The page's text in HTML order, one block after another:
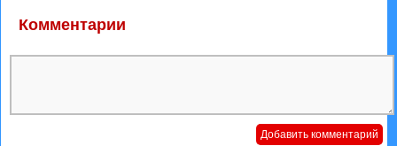
Комментарии